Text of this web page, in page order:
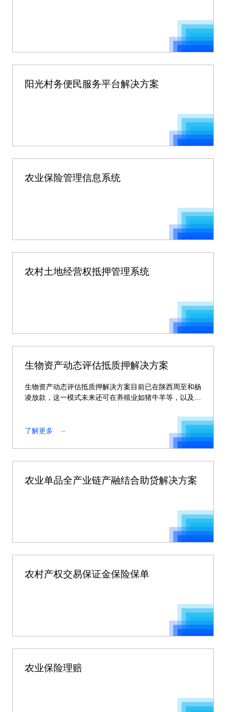
阳光村务便民服务平台解决方案
农业保险管理信息系统
农村土地经营权抵押管理系统
生物资产动态评估抵质押解决方案
生物资产动态评估抵质押解决方案目前已在陕西周至和杨
凌放款，这一模式未来还可在养殖业如猪牛羊等，以及种
了解更多
农业单品全产业链产融结合助贷解决方案
农村产权交易保证金保险保单
农业保险理赔